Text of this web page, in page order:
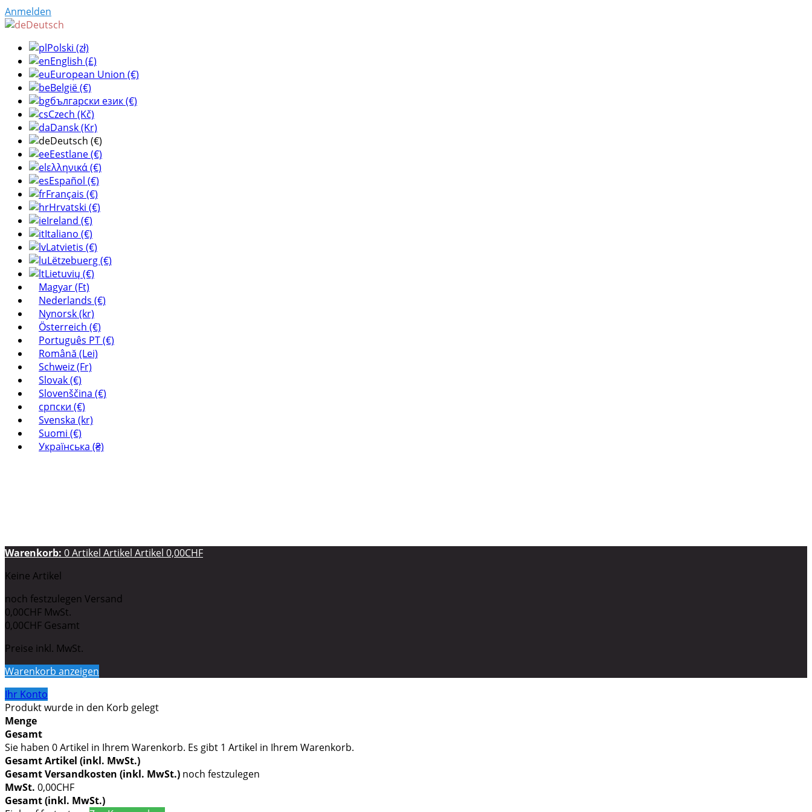
Anmelden
Deutsch
Polski (zł)
English (£)
European Union (€)
België (€)
български език (€)
Czech (Kč)
Dansk (Kr)
Deutsch (€)
Eestlane (€)
ελληνικά (€)
Español (€)
Français (€)
Hrvatski (€)
Ireland (€)
Italiano (€)
Latvietis (€)
Lëtzebuerg (€)
Lietuvių (€)
Magyar (Ft)
Nederlands (€)
Nynorsk (kr)
Österreich (€)
Português PT (€)
Română (Lei)
Schweiz (Fr)
Slovak (€)
Slovenščina (€)
српски (€)
Svenska (kr)
Suomi (€)
Українська (₴)
Warenkorb: 0Artikel Artikel Artikel 0,00CHF
Keine Artikel
noch festzulegen Versand
0,00CHF MwSt.
0,00CHF Gesamt
Preise inkl. MwSt.
Warenkorb anzeigen
Ihr Konto
Produkt wurde in den Korb gelegt
Menge
Gesamt
Sie haben 0Artikel in Ihrem Warenkorb. Es gibt 1 Artikel in Ihrem Warenkorb.
Gesamt Artikel (inkl. MwSt.)
Gesamt Versandkosten (inkl. MwSt.) noch festzulegen
MwSt. 0,00CHF
Gesamt (inkl. MwSt.)